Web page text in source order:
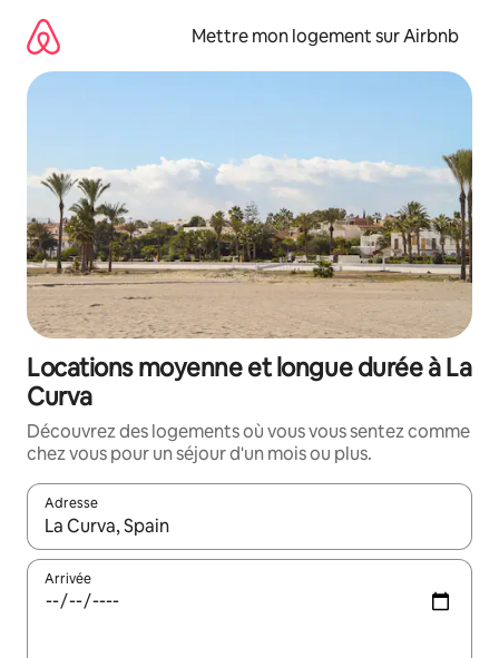
directement
contenu
Mettre mon logement sur Airbnb
Locations moyenne et longue durée à La
Curva
Découvrez des logements où vous vous sentez comme
chez vous pour un séjour d'un mois ou plus.
Adresse
Lorsque les résultats s'affichent, utilisez les flèches vers le
Arrivée